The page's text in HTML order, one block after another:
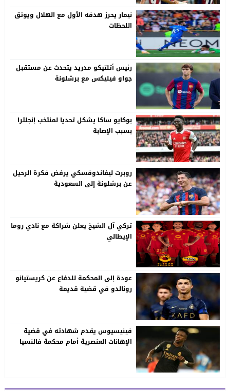
نيمار يحرز هدفه الأول مع الهلال ويوثق
اللحظات
رئيس أتلتيكو مدريد يتحدث عن مستقبل
جواو فيليكس مع برشلونة
بوكايو ساكا يشكل تحديا لمنتخب إنجلترا
بسبب الإصابة
روبرت ليفاندوفسكي يرفض فكرة الرحيل
عن برشلونة إلى السعودية
تركي آل الشيخ يعلن شراكة مع نادي روما
الإيطالي
عودة إلى المحكمة للدفاع عن كريستيانو
رونالدو في قضية قديمة
فينيسيوس يقدم شهادته في قضية
الإهانات العنصرية أمام محكمة فالنسيا